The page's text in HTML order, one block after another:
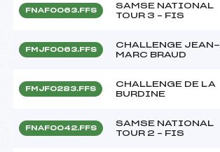
FNAF0063.FFS
SAMSE NATIONAL
TOUR 3 – FIS
FMJF0063.FFS
CHALLENGE JEAN-
MARC BRAUD
FMJF0283.FFS
CHALLENGE DE LA
BURDINE
FNAF0042.FFS
SAMSE NATIONAL
TOUR 2 – FIS